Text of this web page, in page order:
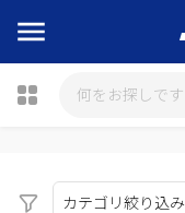
カテゴリ絞り込み